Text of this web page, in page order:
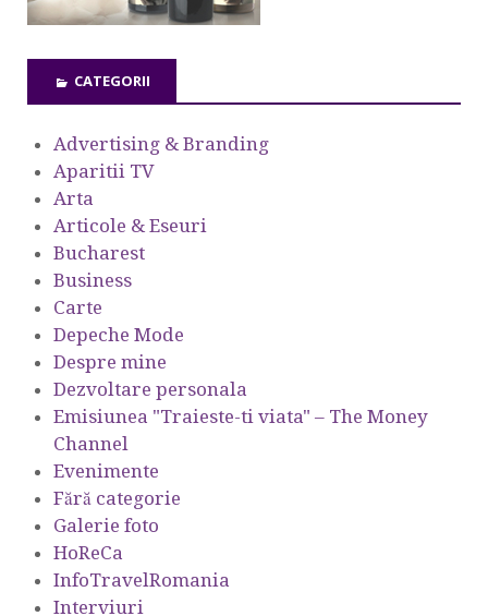
CATEGORII
Advertising & Branding
Aparitii TV
Arta
Articole & Eseuri
Bucharest
Business
Carte
Depeche Mode
Despre mine
Dezvoltare personala
Emisiunea "Traieste-ti viata" – The Money
Channel
Evenimente
Fără categorie
Galerie foto
HoReCa
InfoTravelRomania
Interviuri